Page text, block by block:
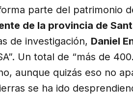
parte del patrimonio
de la provincia de
de investigación, Daniel
Un total de “más de
aunque quizás eso no
se ha ido